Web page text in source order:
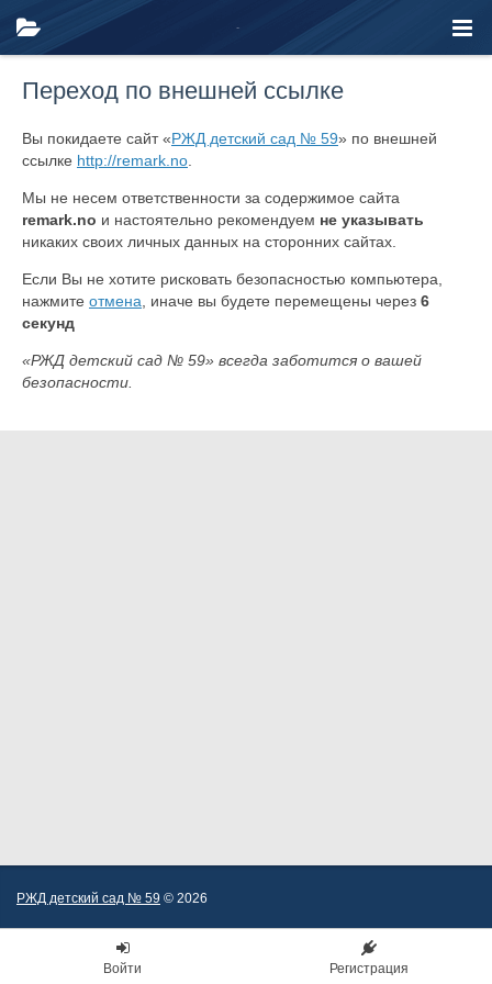
Переход по внешней ссылке
Вы покидаете сайт «РЖД детский сад № 59» по внешней
ссылке http://remark.no
Мы не несем ответственности за содержимое сайта
remark.no и настоятельно рекомендуем не указывать
никаких своих личных данных на сторонних сайтах.
Если Вы не хотите рисковать безопасностью компьютера,
нажмите отмена , иначе вы будете перемещены через 6
секунд
«РЖД детский сад № 59» всегда заботится о вашей
безопасности.
РЖД детский сад № 59 © 2026
Войти Регистрация